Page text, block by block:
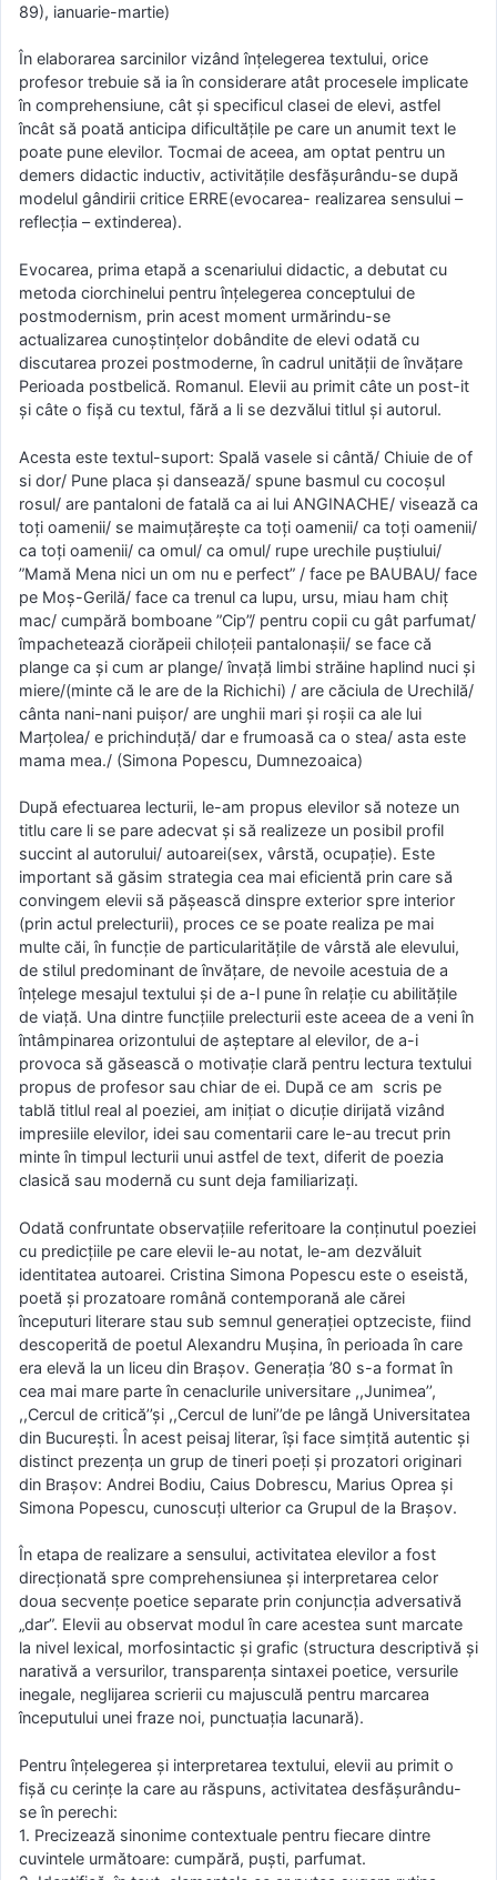
89), ianuarie-martie)
În elaborarea sarcinilor vizând înţelegerea textului, orice
profesor trebuie să ia în considerare atât procesele implicate
în comprehensiune, cât şi specificul clasei de elevi, astfel
încât să poată anticipa dificultăţile pe care un anumit text le
poate pune elevilor. Tocmai de aceea, am optat pentru un
demers didactic inductiv, activităţile desfăşurându-se după
modelul gândirii critice ERRE(evocarea- realizarea sensului –
reflecţia – extinderea).
Evocarea, prima etapă a scenariului didactic, a debutat cu
metoda ciorchinelui pentru înţelegerea conceptului de
postmodernism, prin acest moment urmărindu-se
actualizarea cunoştinţelor dobândite de elevi odată cu
discutarea prozei postmoderne, în cadrul unităţii de învăţare
Perioada postbelică. Romanul. Elevii au primit câte un post-it
şi câte o fişă cu textul, fără a li se dezvălui titlul şi autorul.
Acesta este textul-suport: Spală vasele si cântă/ Chiuie de of
si dor/ Pune placa şi dansează/ spune basmul cu cocoşul
rosul/ are pantaloni de fatală ca ai lui ANGINACHE/ visează ca
toţi oamenii/ se maimuţăreşte ca toţi oamenii/ ca toţi oamenii/
ca toţi oamenii/ ca omul/ ca omul/ rupe urechile puştiului/
”Mamă Mena nici un om nu e perfect” / face pe BAUBAU/ face
pe Moş-Gerilă/ face ca trenul ca lupu, ursu, miau ham chiţ
mac/ cumpără bomboane ”Cip”/ pentru copii cu gât parfumat/
împachetează ciorăpeii chiloţeii pantalonaşii/ se face că
plange ca şi cum ar plange/ învaţă limbi străine haplind nuci şi
miere/(minte că le are de la Richichi) / are căciula de Urechilă/
cânta nani-nani puişor/ are unghii mari şi roşii ca ale lui
Marţolea/ e prichinduţă/ dar e frumoasă ca o stea/ asta este
mama mea./ (Simona Popescu, Dumnezoaica)
După efectuarea lecturii, le-am propus elevilor să noteze un
titlu care li se pare adecvat şi să realizeze un posibil profil
succint al autorului/ autoarei(sex, vârstă, ocupaţie). Este
important să găsim strategia cea mai eficientă prin care să
convingem elevii să păşească dinspre exterior spre interior
(prin actul prelecturii), proces ce se poate realiza pe mai
multe căi, în funcţie de particularităţile de vârstă ale elevului,
de stilul predominant de învăţare, de nevoile acestuia de a
înţelege mesajul textului şi de a-l pune în relaţie cu abilităţile
de viaţă. Una dintre funcţiile prelecturii este aceea de a veni în
întâmpinarea orizontului de aşteptare al elevilor, de a-i
provoca să găsească o motivaţie clară pentru lectura textului
propus de profesor sau chiar de ei. După ce am scris pe
tablă titlul real al poeziei, am inițiat o dicuție dirijată vizând
impresiile elevilor, idei sau comentarii care le-au trecut prin
minte în timpul lecturii unui astfel de text, diferit de poezia
clasică sau modernă cu sunt deja familiarizaţi.
Odată confruntate observaţiile referitoare la conţinutul poeziei
cu predicţiile pe care elevii le-au notat, le-am dezvăluit
identitatea autoarei. Cristina Simona Popescu este o eseistă,
poetă şi prozatoare română contemporană ale cărei
începuturi literare stau sub semnul generaţiei optzeciste, fiind
descoperită de poetul Alexandru Muşina, în perioada în care
era elevă la un liceu din Braşov. Generaţia ’80 s-a format în
cea mai mare parte în cenaclurile universitare ,,Junimea’’,
,,Cercul de critică’’şi ,,Cercul de luni’’de pe lângă Universitatea
din Bucureşti. În acest peisaj literar, îşi face simţită autentic şi
distinct prezenţa un grup de tineri poeţi şi prozatori originari
din Braşov: Andrei Bodiu, Caius Dobrescu, Marius Oprea şi
Simona Popescu, cunoscuţi ulterior ca Grupul de la Braşov.
În etapa de realizare a sensului, activitatea elevilor a fost
direcţionată spre comprehensiunea şi interpretarea celor
doua secvenţe poetice separate prin conjuncţia adversativă
„dar”. Elevii au observat modul în care acestea sunt marcate
la nivel lexical, morfosintactic şi grafic (structura descriptivă şi
narativă a versurilor, transparenţa sintaxei poetice, versurile
inegale, neglijarea scrierii cu majusculă pentru marcarea
începutului unei fraze noi, punctuaţia lacunară).
Pentru înţelegerea şi interpretarea textului, elevii au primit o
fişă cu cerinţe la care au răspuns, activitatea desfășurându-
se în perechi:
1. Precizează sinonime contextuale pentru fiecare dintre
cuvintele următoare: cumpără, puşti, parfumat.